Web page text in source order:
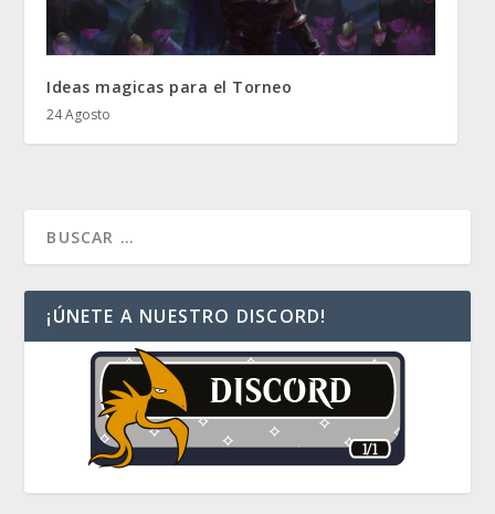
Ideas magicas para el Torneo
24 Agosto
¡ÚNETE A NUESTRO DISCORD!